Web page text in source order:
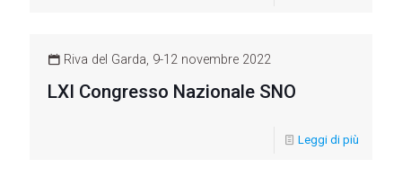
Riva del Garda, 9-12 novembre 2022
LXI Congresso Nazionale SNO
Leggi di più